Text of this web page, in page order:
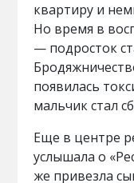
квартиру и
Но время в
— подросток
появилась
мальчик стал
Еще в центре
услышала о
же привезла